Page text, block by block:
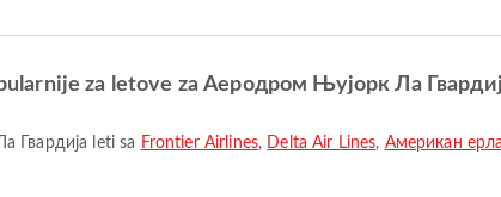
za letove za Аеродром Њујорк Ла
Гвардија leti sa Frontier Airlines, Delta Air Lines, Американ